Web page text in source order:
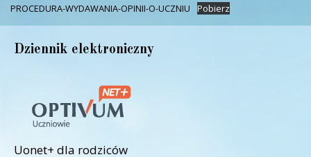
PROCEDURA-WYDAWANIA-OPINII-O-UCZNIU Pobierz
Dziennik elektroniczny
Uonet+ dla rodziców